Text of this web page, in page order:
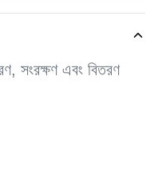
সংরক্ষণ এবং বিতরণ